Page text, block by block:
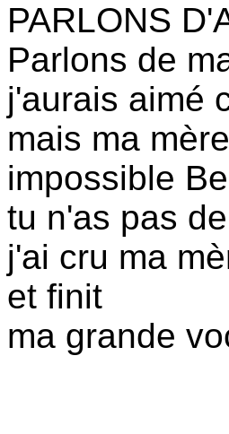
PARLONS
Parlons de
j'aurais aimé
mais ma
impossible
tu n'as pas
j'ai cru ma
et finit
ma grande